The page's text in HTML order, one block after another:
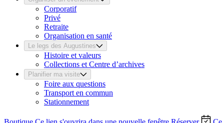
Corporatif
Privé
Retraite
Organisation en santé
Le legs des Augustines
Histoire et valeurs
Collections et Centre d’archives
Planifier ma visite
Foire aux questions
Transport en commun
Stationnement